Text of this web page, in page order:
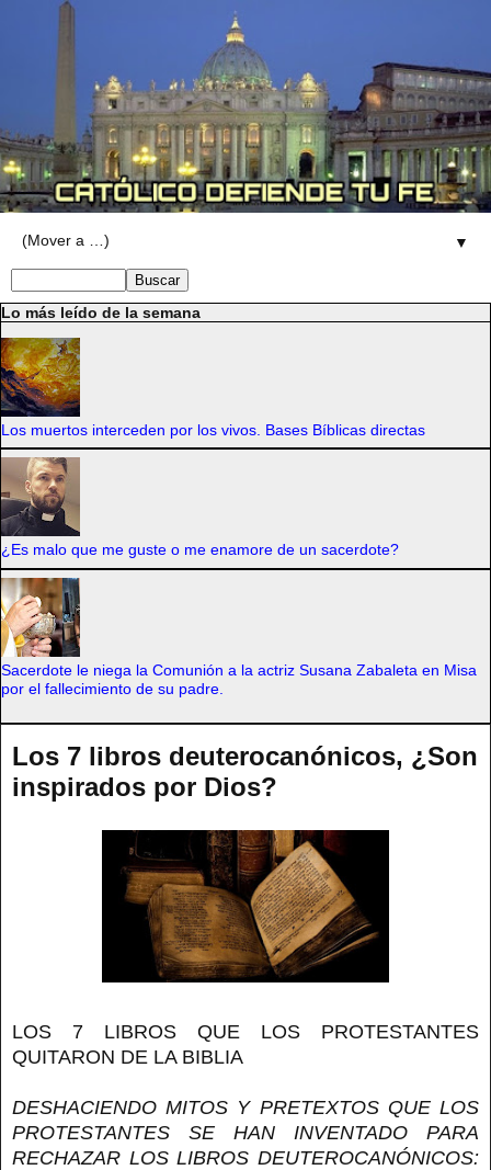
▼
Lo más leído de la semana
Los muertos interceden por los vivos. Bases Bíblicas directas
¿Es malo que me guste o me enamore de un sacerdote?
Sacerdote le niega la Comunión a la actriz Susana Zabaleta en Misa
por el fallecimiento de su padre.
Los 7 libros deuterocanónicos, ¿Son
inspirados por Dios?
LOS 7 LIBROS QUE LOS PROTESTANTES
QUITARON DE LA BIBLIA
DESHACIENDO MITOS Y PRETEXTOS QUE LOS
PROTESTANTES SE HAN INVENTADO PARA
RECHAZAR LOS LIBROS DEUTEROCANÓNICOS: